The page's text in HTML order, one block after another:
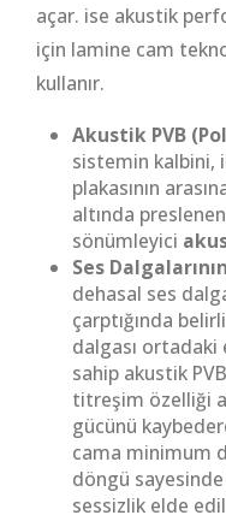
açar. ise akustik
için lamine cam
kullanır.
Akustik PVB
sistemin kalbini,
plakasının
altında
sönümleyici
Ses
dehasal ses
çarptığında
dalgası ortadaki
sahip akustik
titreşim özelliği
gücünü
cama minimum
döngü
sessizlik elde